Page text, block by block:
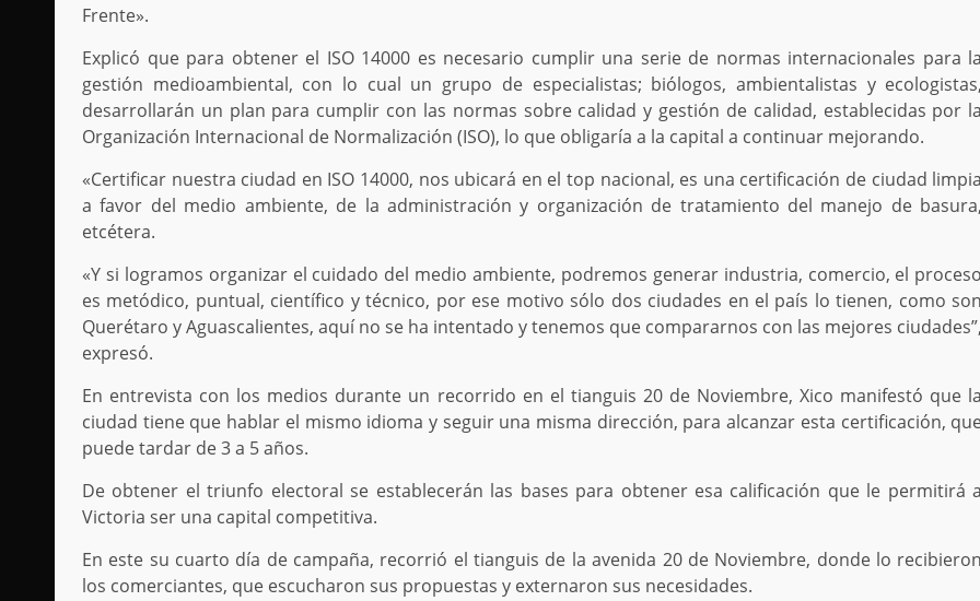
Frente».
Explicó que para obtener el ISO 14000 es necesario cumplir una serie de normas internacionales para
gestión medioambiental, con lo cual un grupo de especialistas; biólogos, ambientalistas y
desarrollarán un plan para cumplir con las normas sobre calidad y gestión de calidad, establecidas por
Organización Internacional de Normalización (ISO), lo que obligaría a la capital a continuar mejorando.
«Certificar nuestra ciudad en ISO 14000, nos ubicará en el top nacional, es una certificación de ciudad
a favor del medio ambiente, de la administración y organización de tratamiento del manejo de
etcétera.
«Y si logramos organizar el cuidado del medio ambiente, podremos generar industria, comercio, el
es metódico, puntual, científico y técnico, por ese motivo sólo dos ciudades en el país lo tienen, como
Querétaro y Aguascalientes, aquí no se ha intentado y tenemos que compararnos con las mejores
expresó.
En entrevista con los medios durante un recorrido en el tianguis 20 de Noviembre, Xico manifestó que
ciudad tiene que hablar el mismo idioma y seguir una misma dirección, para alcanzar esta certificación,
puede tardar de 3 a 5 años.
De obtener el triunfo electoral se establecerán las bases para obtener esa calificación que le permitirá
Victoria ser una capital competitiva.
En este su cuarto día de campaña, recorrió el tianguis de la avenida 20 de Noviembre, donde lo
los comerciantes, que escucharon sus propuestas y externaron sus necesidades.